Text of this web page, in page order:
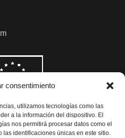
consentimiento
utilizamos tecnologías como las
a la información del dispositivo. El
nos permitirá procesar datos como el
las identificaciones únicas en este sitio.